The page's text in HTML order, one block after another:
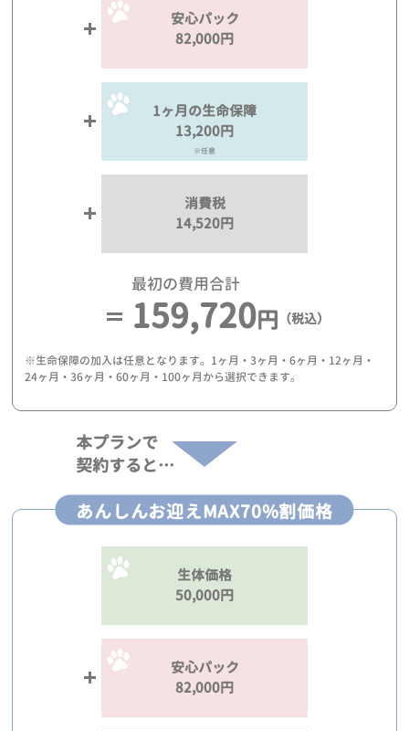
安心パック
82,000円
1ヶ月の生命保障
13,200円
※任意
消費税
14,520円
最初の費用合計
159,720円 （税込）
※生命保障の加入は任意となります。1ヶ月・3ヶ月・6ヶ月・12ヶ月・
24ヶ月・36ヶ月・60ヶ月・100ヶ月から選択できます。
本プランで
契約すると…
あんしんお迎えMAX70%割価格
生体価格
50,000円
安心パック
82,000円